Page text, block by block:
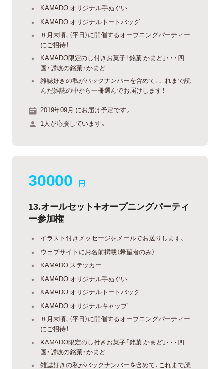
KAMADO オリジナル手ぬぐい
KAMADO オリジナルトートバッグ
８月末頃、（平日）に開催するオープニングパーティー
にご招待！
KAMADO限定のし付きお菓子「銘菓 かまど」・・・四
国・讃岐の銘菓・かまど
雑誌好きの私がバックナンバーを含めて、これまで読
んだ雑誌の中から一冊選んでお届けします！
2019年09月 にお届け予定です。
1人が応援しています。
30000 円
13.オールセット➕オープニングパーティ
ー参加権
イラスト付きメッセージをメールでお送りします。
ウェブサイトにお名前掲載（希望者のみ）
KAMADO ステッカー
KAMADO オリジナル手ぬぐい
KAMADO オリジナルトートバッグ
KAMADO オリジナルキャップ
８月末頃、（平日）に開催するオープニングパーティー
にご招待！
KAMADO限定のし付きお菓子「銘菓 かまど」・・・四
国・讃岐の銘菓・かまど
雑誌好きの私がバックナンバーを含めて、これまで読